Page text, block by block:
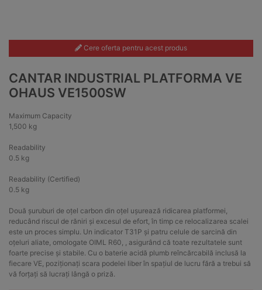
Cere oferta pentru acest produs
CANTAR INDUSTRIAL PLATFORMA VE
OHAUS VE1500SW
Maximum Capacity
1,500 kg
Readability
0.5 kg
Readability (Certified)
0.5 kg
Două șuruburi de oțel carbon din oțel ușurează ridicarea platformei,
reducând riscul de răniri și excesul de efort, în timp ce relocalizarea scalei
este un proces simplu. Un indicator T31P și patru celule de sarcină din
oțeluri aliate, omologate OIML R60, , asigurând că toate rezultatele sunt
foarte precise și stabile. Cu o baterie acidă plumb reîncărcabilă inclusă la
fiecare VE, poziționați scara podelei liber în spațiul de lucru fără a trebui să
vă forțați să lucrați lângă o priză.